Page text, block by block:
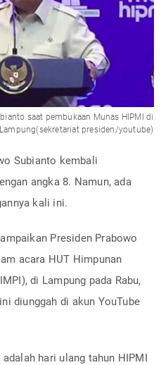
saat pembukaan Munas HIPMI di
Lampung(sekretariat presiden/youtube)
Subianto kembali
angka 8. Namun, ada
kali ini.
Presiden Prabowo
acara HUT Himpunan
di Lampung pada Rabu,
diunggah di akun YouTube
hari ulang tahun HIPMI